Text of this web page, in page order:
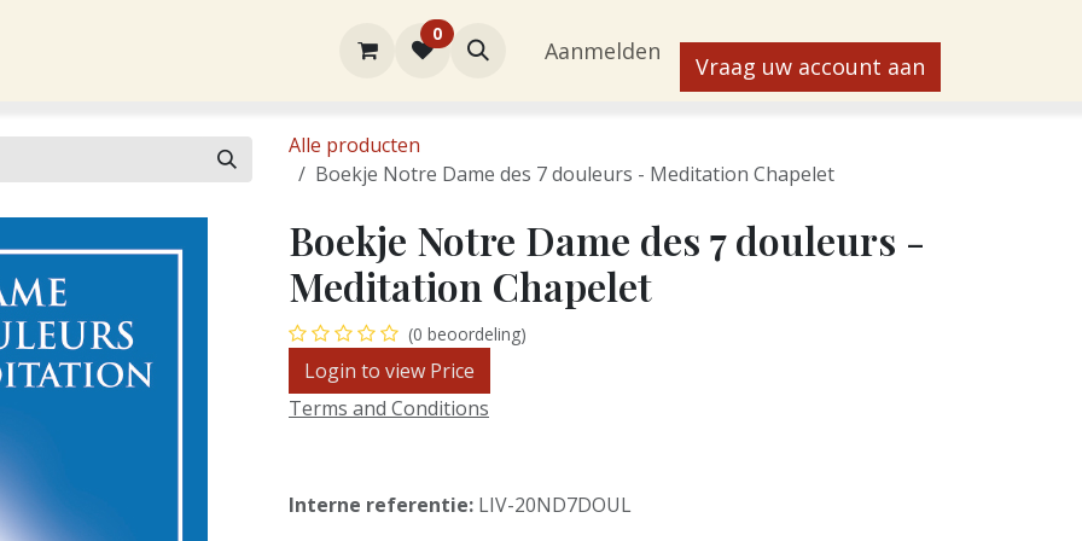
Contact
0
Aanmelden
Vraag uw account aan
Alle producten
Boekje Notre Dame des 7 douleurs - Meditation Chapelet
Boekje Notre Dame des 7 douleurs -
Meditation Chapelet
(0 beoordeling)
Login to view Price
Terms and Conditions
Interne referentie: LIV-20ND7DOUL